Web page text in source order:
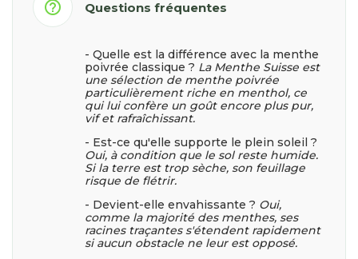
help_outline Questions fréquentes
- Quelle est la différence avec la menthe
poivrée classique ? La Menthe Suisse est
une sélection de menthe poivrée
particulièrement riche en menthol, ce
qui lui confère un goût encore plus pur,
vif et rafraîchissant.
- Est-ce qu'elle supporte le plein soleil ?
Oui, à condition que le sol reste humide.
Si la terre est trop sèche, son feuillage
risque de flétrir.
- Devient-elle envahissante ? Oui,
comme la majorité des menthes, ses
racines traçantes s'étendent rapidement
si aucun obstacle ne leur est opposé.